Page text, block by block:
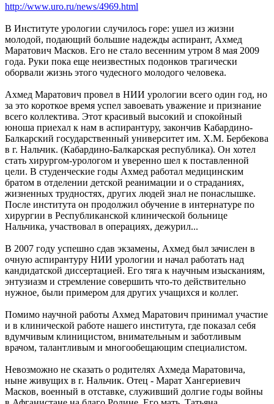
http://www.uro.ru/news/4969.html
В Институте урологии случилось горе: ушел из жизни
молодой, подающий большие надежды аспирант, Ахмед
Маратович Масков. Его не стало весенним утром 8 мая 2009
года. Руки пока еще неизвестных подонков трагически
оборвали жизнь этого чудесного молодого человека.
Ахмед Маратович провел в НИИ урологии всего один год, но
за это короткое время успел завоевать уважение и признание
всего коллектива. Этот красивый высокий и спокойный
юноша приехал к нам в аспирантуру, закончив Кабардино-
Балкарский государственный университет им. Х.М. Бербекова
в г. Нальчик. (Кабардино-Балкарская республика). Он хотел
стать хирургом-урологом и уверенно шел к поставленной
цели. В студенческие годы Ахмед работал медицинским
братом в отделении детской реанимации и о страданиях,
жизненных трудностях, других людей знал не понаслышке.
После института он продолжил обучение в интернатуре по
хирургии в Республиканской клинической больнице
Нальчика, участвовал в операциях, дежурил...
В 2007 году успешно сдав экзамены, Ахмед был зачислен в
очную аспирантуру НИИ урологии и начал работать над
кандидатской диссертацией. Его тяга к научным изысканиям,
энтузиазм и стремление совершить что-то действительно
нужное, были примером для других учащихся и коллег.
Помимо научной работы Ахмед Маратович принимал участие
и в клинической работе нашего института, где показал себя
вдумчивым клиницистом, внимательным и заботливым
врачом, талантливым и многообещающим специалистом.
Невозможно не сказать о родителях Ахмеда Маратовича,
ныне живущих в г. Нальчик. Отец - Марат Хангериевич
Масков, военный в отставке, служивший долгие годы войны